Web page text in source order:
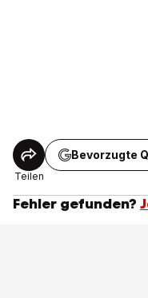
Teilen
Bevorzugte
Fehler gefunden?